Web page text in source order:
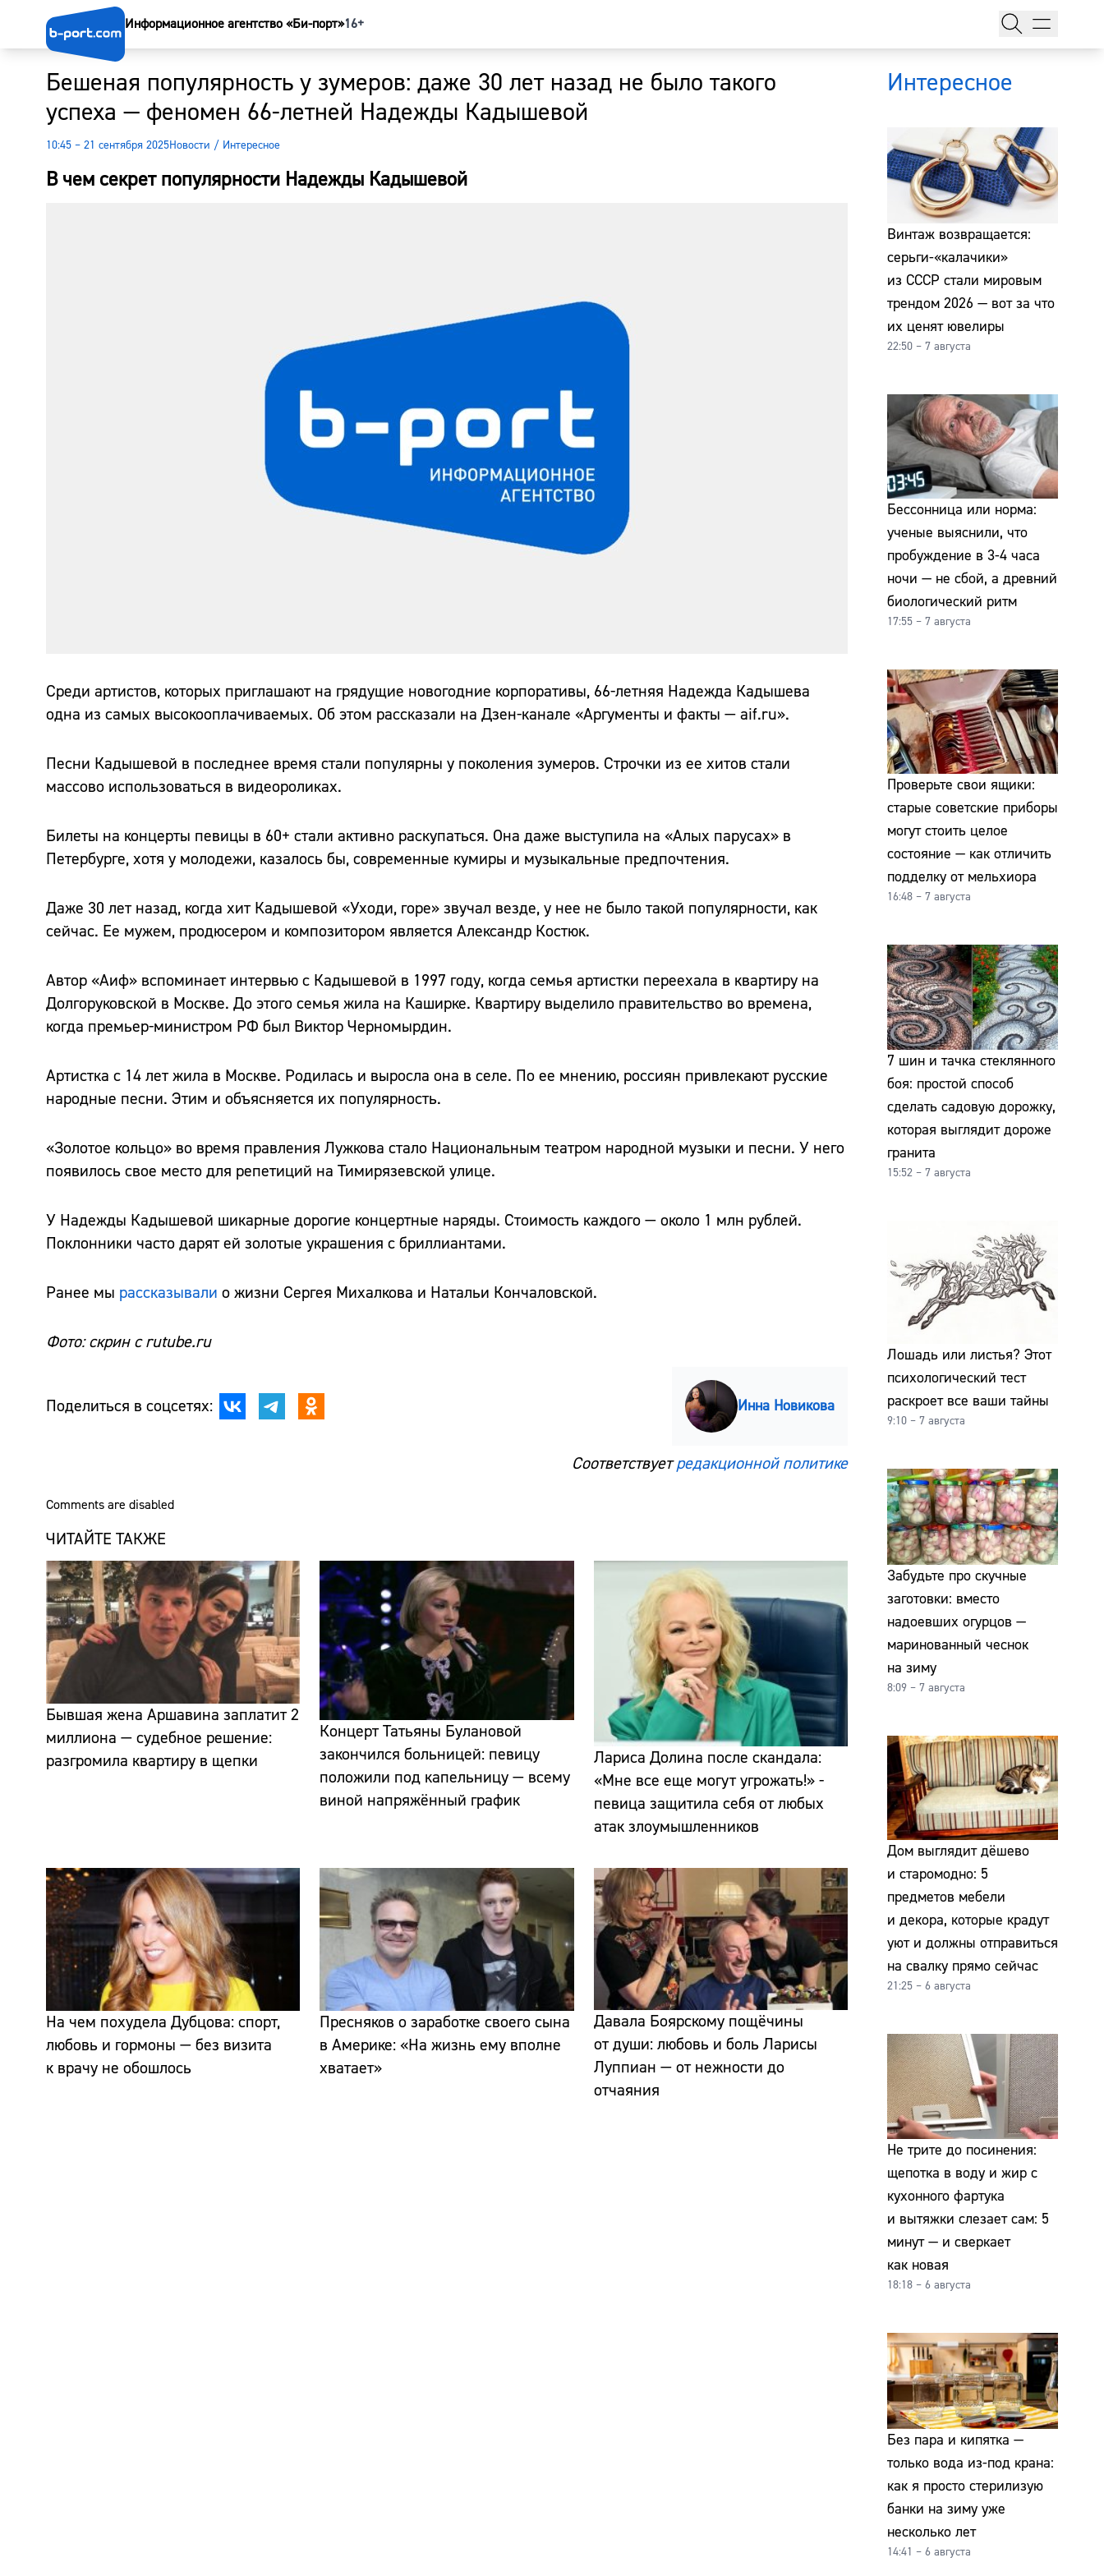
Информационное агентство «Би-порт»16+
Бешеная популярность у зумеров: даже 30 лет назад не было такого
успеха — феномен 66-летней Надежды Кадышевой
10:45 – 21 сентября 2025Новости / Интересное
В чем секрет популярности Надежды Кадышевой
Среди артистов, которых приглашают на грядущие новогодние корпоративы, 66-летняя Надежда Кадышева
одна из самых высокооплачиваемых. Об этом рассказали на Дзен-канале «Аргументы и факты — aif.ru».
Песни Кадышевой в последнее время стали популярны у поколения зумеров. Строчки из ее хитов стали
массово использоваться в видеороликах.
Билеты на концерты певицы в 60+ стали активно раскупаться. Она даже выступила на «Алых парусах» в
Петербурге, хотя у молодежи, казалось бы, современные кумиры и музыкальные предпочтения.
Даже 30 лет назад, когда хит Кадышевой «Уходи, горе» звучал везде, у нее не было такой популярности, как
сейчас. Ее мужем, продюсером и композитором является Александр Костюк.
Автор «Аиф» вспоминает интервью с Кадышевой в 1997 году, когда семья артистки переехала в квартиру на
Долгоруковской в Москве. До этого семья жила на Каширке. Квартиру выделило правительство во времена,
когда премьер-министром РФ был Виктор Черномырдин.
Артистка с 14 лет жила в Москве. Родилась и выросла она в селе. По ее мнению, россиян привлекают русские
народные песни. Этим и объясняется их популярность.
«Золотое кольцо» во время правления Лужкова стало Национальным театром народной музыки и песни. У него
появилось свое место для репетиций на Тимирязевской улице.
У Надежды Кадышевой шикарные дорогие концертные наряды. Стоимость каждого — около 1 млн рублей.
Поклонники часто дарят ей золотые украшения с бриллиантами.
Ранее мы рассказывали о жизни Сергея Михалкова и Натальи Кончаловской.
Фото: скрин с rutube.ru
Поделиться в соцсетях: Инна Новикова
Соответствуетредакционной политике
Comments are disabled
ЧИТАЙТЕ ТАКЖЕ
Бывшая жена Аршавина заплатит 2
миллиона — судебное решение:
разгромила квартиру в щепки
Концерт Татьяны Булановой
закончился больницей: певицу
положили под капельницу — всему
виной напряжённый график
Лариса Долина после скандала:
«Мне все еще могут угрожать!» -
певица защитила себя от любых
атак злоумышленников
На чем похудела Дубцова: спорт,
любовь и гормоны — без визита
к врачу не обошлось
Пресняков о заработке своего сына
в Америке: «На жизнь ему вполне
хватает»
Давала Боярскому пощёчины
от души: любовь и боль Ларисы
Луппиан — от нежности до
отчаяния
Интересное
Винтаж возвращается:
серьги-«калачики»
из СССР стали мировым
трендом 2026 — вот за что
их ценят ювелиры
22:50 – 7 августа
Бессонница или норма:
ученые выяснили, что
пробуждение в 3-4 часа
ночи — не сбой, а древний
биологический ритм
17:55 – 7 августа
Проверьте свои ящики:
старые советские приборы
могут стоить целое
состояние — как отличить
подделку от мельхиора
16:48 – 7 августа
7 шин и тачка стеклянного
боя: простой способ
сделать садовую дорожку,
которая выглядит дороже
гранита
15:52 – 7 августа
Лошадь или листья? Этот
психологический тест
раскроет все ваши тайны
9:10 – 7 августа
Забудьте про скучные
заготовки: вместо
надоевших огурцов —
маринованный чеснок
на зиму
8:09 – 7 августа
Дом выглядит дёшево
и старомодно: 5
предметов мебели
и декора, которые крадут
уют и должны отправиться
на свалку прямо сейчас
21:25 – 6 августа
Не трите до посинения:
щепотка в воду и жир с
кухонного фартука
и вытяжки слезает сам: 5
минут — и сверкает
как новая
18:18 – 6 августа
Без пара и кипятка —
только вода из-под крана:
как я просто стерилизую
банки на зиму уже
несколько лет
14:41 – 6 августа
Главная
Курсы валют
Адрес:
Телефон: